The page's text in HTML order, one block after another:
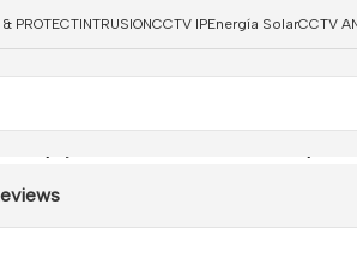
& PROTECTINTRUSIONCCTV IPEnergía SolarCCTV